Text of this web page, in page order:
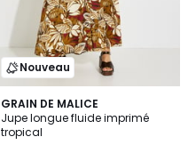
Nouveau
GRAIN DE MALICE
Jupe longue fluide imprimé
tropical